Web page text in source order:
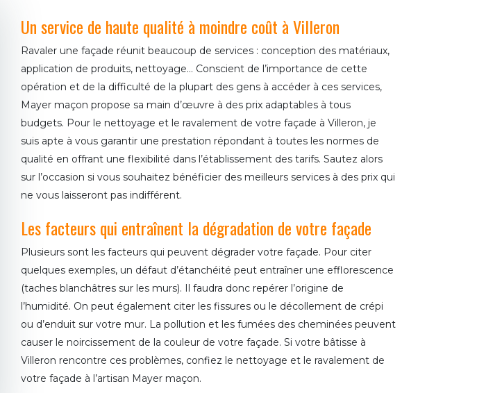
Un service de haute qualité à moindre coût à Villeron
Ravaler une façade réunit beaucoup de services : conception des matériaux,
application de produits, nettoyage… Conscient de l’importance de cette
opération et de la difficulté de la plupart des gens à accéder à ces services,
Mayer maçon propose sa main d’œuvre à des prix adaptables à tous
budgets. Pour le nettoyage et le ravalement de votre façade à Villeron, je
suis apte à vous garantir une prestation répondant à toutes les normes de
qualité en offrant une flexibilité dans l’établissement des tarifs. Sautez alors
sur l’occasion si vous souhaitez bénéficier des meilleurs services à des prix qui
ne vous laisseront pas indifférent.
Les facteurs qui entraînent la dégradation de votre façade
Plusieurs sont les facteurs qui peuvent dégrader votre façade. Pour citer
quelques exemples, un défaut d’étanchéité peut entraîner une efflorescence
(taches blanchâtres sur les murs). Il faudra donc repérer l’origine de
l’humidité. On peut également citer les fissures ou le décollement de crépi
ou d’enduit sur votre mur. La pollution et les fumées des cheminées peuvent
causer le noircissement de la couleur de votre façade. Si votre bâtisse à
Villeron rencontre ces problèmes, confiez le nettoyage et le ravalement de
votre façade à l’artisan Mayer maçon.